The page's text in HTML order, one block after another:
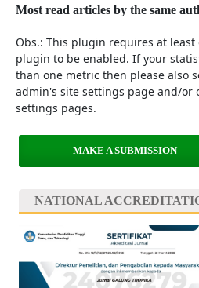
Most read articles by the same
Obs.: This plugin requires at
plugin to be enabled. If your
than one metric then please also
admin's site settings page and/or
settings pages.
MAKE A SUBMISSION
NATIONAL